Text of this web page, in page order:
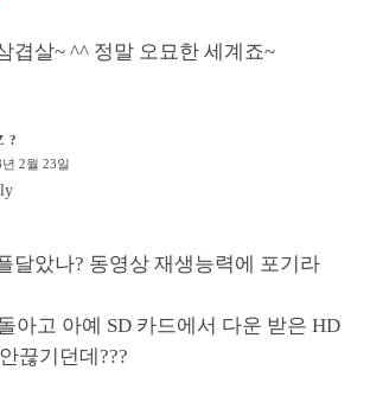
겹살~ ^^ 정말 오묘한 세계죠~
?
2월 23일
달았나? 동영상 재생능력에 포기라
아고 아예 SD 카드에서 다운 받은 HD
끊기던데???